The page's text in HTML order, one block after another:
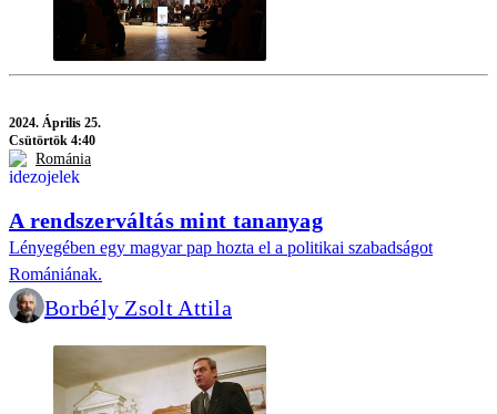
2024. Április 25.
Csütörtök 4:40
Románia
A rendszerváltás mint tananyag
Lényegében egy magyar pap hozta el a politikai szabadságot
Romániának.
Borbély Zsolt Attila